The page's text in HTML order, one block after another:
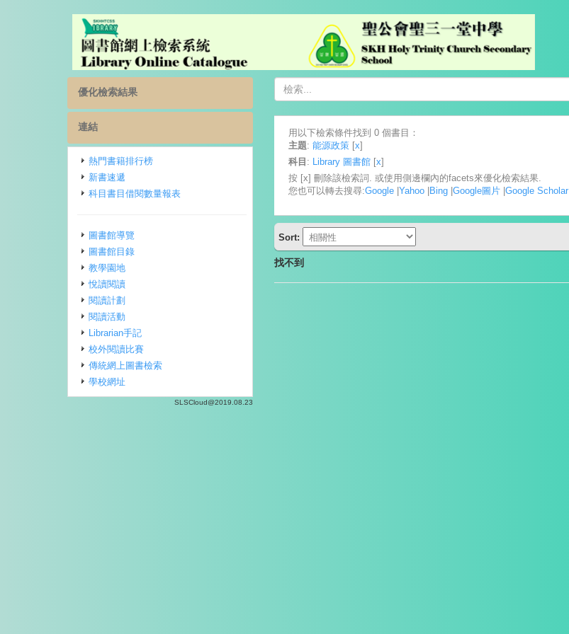
優化檢索結果
連結
熱門書籍排行榜
新書速遞
科目書目借閱數量報表
圖書館導覽
圖書館目錄
教學園地
悅讀閱讀
閱讀計劃
閱讀活動
Librarian手記
校外閱讀比賽
傳統網上圖書檢索
學校網址
SLSCloud@2019.08.23
用以下檢索條件找到 0 個書目：
主題: 能源政策 [x]
科目 : Library 圖書館 [x]
按 [x] 刪除該檢索詞. 或使用側邊欄內的facets來優化檢索結果.
您也可以轉去搜尋:Google Yahoo Bing Google圖片 Google Scholar
Sort:
找不到